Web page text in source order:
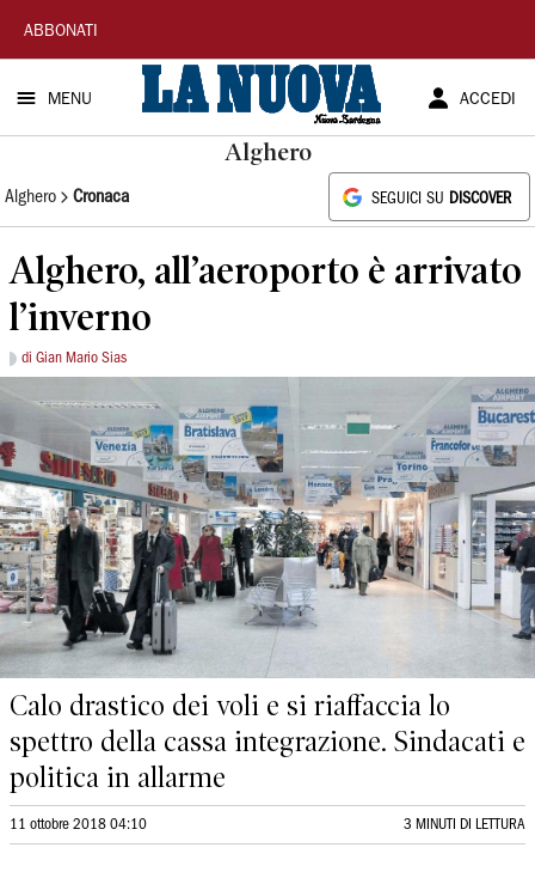
La
Nuova
Sardegna
ABBONATI
MENU ACCEDI
Alghero
Alghero Cronaca SEGUICI SU DISCOVER
Alghero, all’aeroporto è arrivato
l’inverno
di Gian Mario Sias
Calo drastico dei voli e si riaffaccia lo
spettro della cassa integrazione. Sindacati e
politica in allarme
11 ottobre 2018 04:10 3 MINUTI DI LETTURA